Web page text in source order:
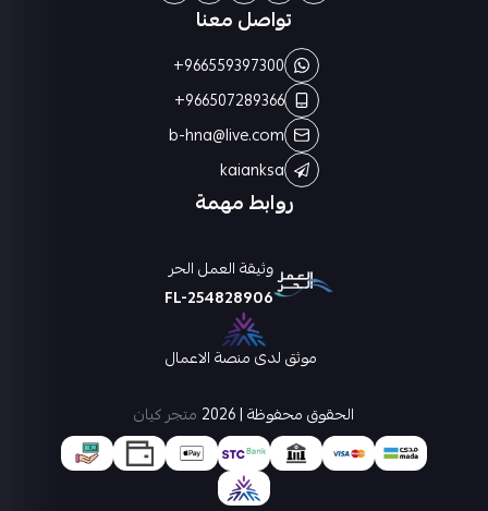
روابط مهمة
تواصل معنا
+966559397300
+966507289366
b-hna@live.com
kaianksa
وثيقة العمل الحر
FL-254828906
موثق لدى منصة الاعمال
الحقوق محفوظة | 2026
متجر كيان